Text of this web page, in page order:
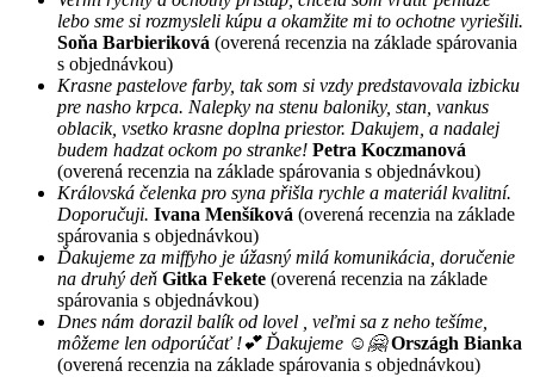
lebo sme si rozmysleli kúpu a okamžite mi to ochotne vyriešili.
Soňa Barbieriková (overená recenzia na základe spárovania
s objednávkou)
Krasne pastelove farby, tak som si vzdy predstavovala izbicku
pre nasho krpca. Nalepky na stenu baloniky, stan, vankus
oblacik, vsetko krasne doplna priestor. Dakujem, a nadalej
budem hadzat ockom po stranke! Petra Koczmanová
(overená recenzia na základe spárovania s objednávkou)
Královská čelenka pro syna přišla rychle a materiál kvalitní.
Doporučuji. Ivana Menšíková (overená recenzia na základe
spárovania s objednávkou)
Ďakujeme za miffyho je úžasný milá komunikácia, doručenie
na druhý deň Gitka Fekete (overená recenzia na základe
spárovania s objednávkou)
Dnes nám dorazil balík od lovel , veľmi sa z neho tešíme,
môžeme len odporúčať !💕 Ďakujeme ☺️🤗 Országh Bianka
(overená recenzia na základe spárovania s objednávkou)